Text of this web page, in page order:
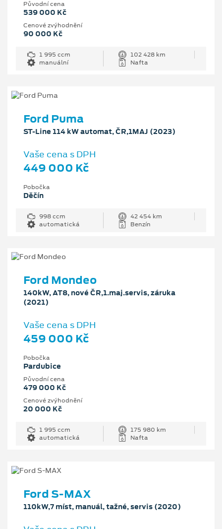
Původní cena
539 000 Kč
Cenové zvýhodnění
90 000 Kč
1 995 ccm
102 428 km
manuální
Nafta
Ford Puma
ST-Line 114 kW automat, ČR,1MAJ (2023)
Vaše cena s DPH
449 000 Kč
Pobočka
Děčín
998 ccm
42 454 km
automatická
Benzín
Ford Mondeo
140kW, AT8, nové ČR,1.maj.servis, záruka
(2021)
Vaše cena s DPH
459 000 Kč
Pobočka
Pardubice
Původní cena
479 000 Kč
Cenové zvýhodnění
20 000 Kč
1 995 ccm
175 980 km
automatická
Nafta
Ford S-MAX
110kW,7 míst, manuál, tažné, servis (2020)